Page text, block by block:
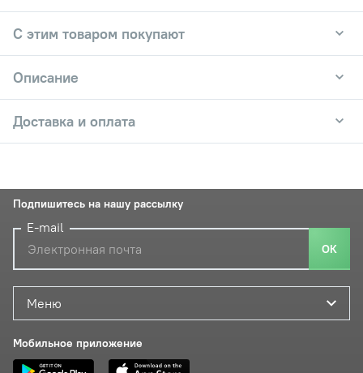
С этим товаром покупают
Описание
Доставка и оплата
Меню
Мобильное приложение
Подпишитесь на нашу рассылку
E-mail
ОК